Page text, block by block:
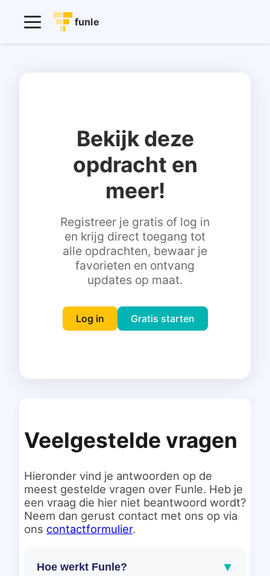
funle
Inloggen
Gratis starten
Bekijk deze
opdracht en
meer!
Registreer je gratis of log in
en krijg direct toegang tot
alle opdrachten, bewaar je
favorieten en ontvang
updates op maat.
Log in Gratis starten
Veelgestelde vragen
Hieronder vind je antwoorden op de
meest gestelde vragen over Funle. Heb je
een vraag die hier niet beantwoord wordt?
Neem dan gerust contact met ons op via
ons contactformulier.
Hoe werkt Funle? ▾